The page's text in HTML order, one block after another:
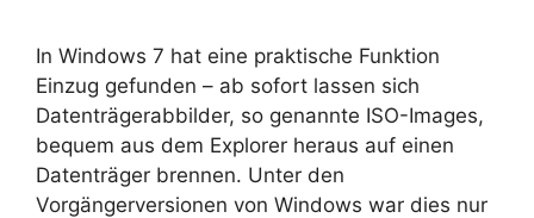
In Windows 7 hat eine praktische Funktion
Einzug gefunden – ab sofort lassen sich
Datenträgerabbilder, so genannte ISO-Images,
bequem aus dem Explorer heraus auf einen
Datenträger brennen. Unter den
Vorgängerversionen von Windows war dies nur